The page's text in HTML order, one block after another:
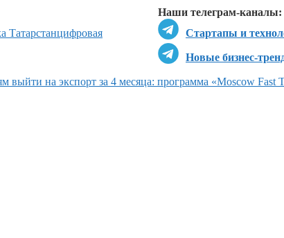
Наши телеграм-каналы:
Стартапы и
Новые бизнес-
Татарстанцифровая
выйти на экспорт за 4 месяца: программа «Moscow Fast